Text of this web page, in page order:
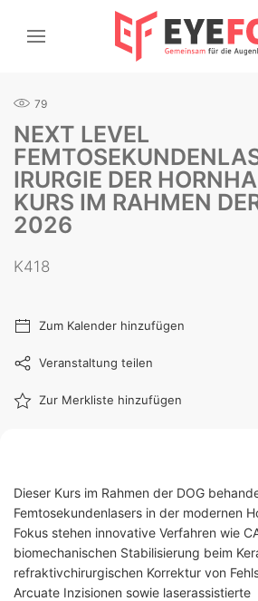
79
NEXT LEVEL
IRURGIE DER
KURS IM RAHMEN
2026
K418
Zum Kalender hinzufügen
Veranstaltung teilen
Zur Merkliste hinzufügen
Dieser Kurs im Rahmen der DOG
Femtosekundenlasers in der modernen
Fokus stehen innovative Verfahren wie
biomechanischen Stabilisierung beim
refraktivchirurgischen Korrektur von
Arcuate Inzisionen sowie laserassistierte